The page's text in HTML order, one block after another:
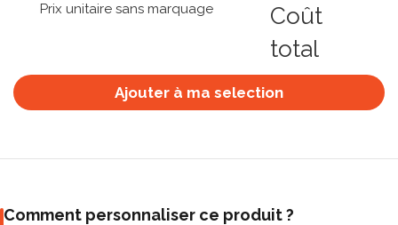
Prix unitaire sans marquage
Coût
total
Ajouter à ma selection
Comment personnaliser ce produit ?